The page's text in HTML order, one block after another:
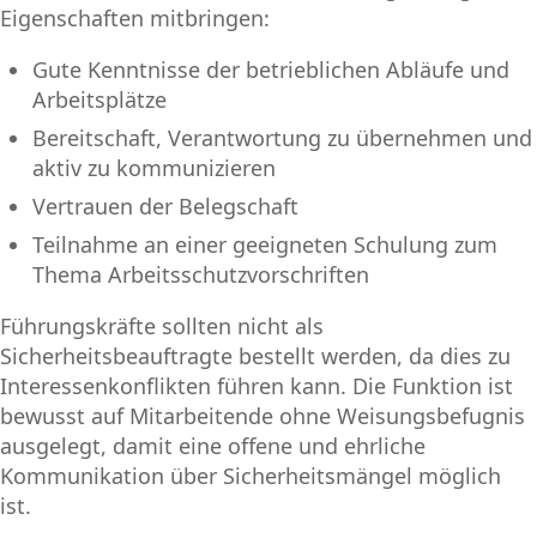
Eigenschaften mitbringen:
Gute Kenntnisse der betrieblichen Abläufe und
Arbeitsplätze
Bereitschaft, Verantwortung zu übernehmen und
aktiv zu kommunizieren
Vertrauen der Belegschaft
Teilnahme an einer geeigneten Schulung zum
Thema Arbeitsschutzvorschriften
Führungskräfte sollten nicht als
Sicherheitsbeauftragte bestellt werden, da dies zu
Interessenkonflikten führen kann. Die Funktion ist
bewusst auf Mitarbeitende ohne Weisungsbefugnis
ausgelegt, damit eine offene und ehrliche
Kommunikation über Sicherheitsmängel möglich
ist.